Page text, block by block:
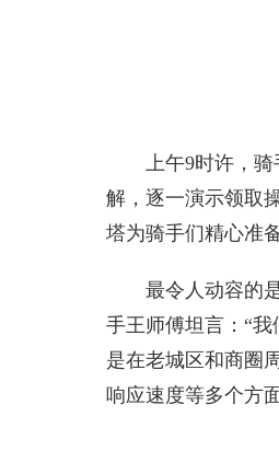
上午9时许，骑手
解，逐一演示领取
塔为骑手们精心准
最令人动容的是
手王师傅坦言：“
是在老城区和商圈
响应速度等多个方